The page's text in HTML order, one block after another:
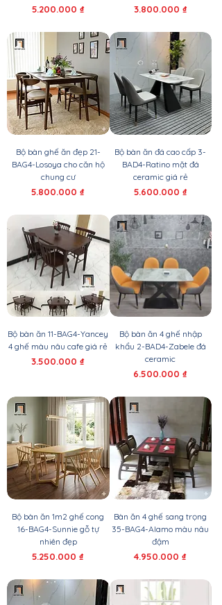
Giá
5.200.000 ₫ Giá
3.800.000 ₫
Bộ bàn ghế ăn đẹp 21-
BAG4-Losoya cho căn hộ
chung cư
Giá
5.800.000 ₫
Bộ bàn ăn đá cao cấp 3-
BAD4-Ratino mặt đá
ceramic giá rẻ
Giá
5.600.000 ₫
Bộ bàn ăn 11-BAG4-Yancey
4 ghế màu nâu cafe giá rẻ
Giá
3.500.000 ₫
Bộ bàn ăn 4 ghế nhập
khẩu 2-BAD4-Zabele đá
ceramic
Giá
6.500.000 ₫
Bộ bàn ăn 1m2 ghế cong
16-BAG4-Sunnie gỗ tự
nhiên đẹp
Giá
5.250.000 ₫
Bàn ăn 4 ghế sang trọng
35-BAG4-Alamo màu nâu
đậm
Giá
4.950.000 ₫